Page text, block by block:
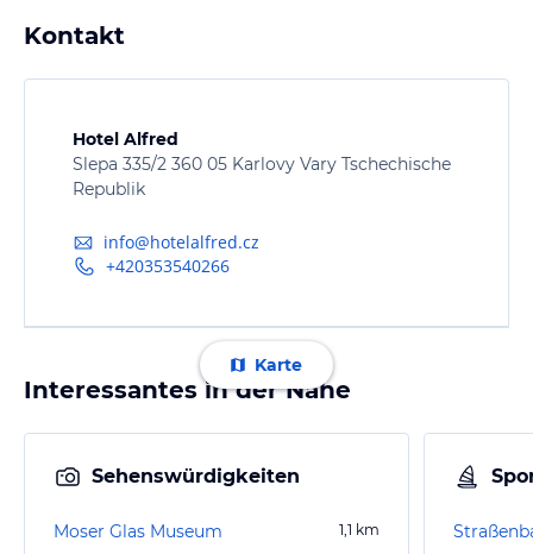
Kontakt
Hotel Alfred
Slepa 335/2 360 05 Karlovy Vary Tschechische
Republik
info@hotelalfred.cz
+420353540266
Karte
Interessantes in der Nähe
Sehenswürdigkeiten
Moser Glas Museum 1,1 km